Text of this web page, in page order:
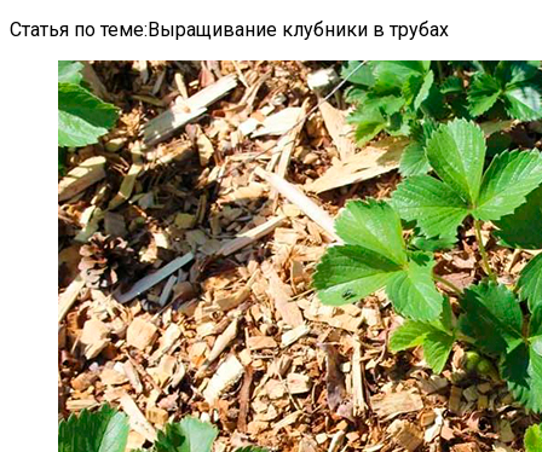
Статья по теме:Выращивание клубники в трубах